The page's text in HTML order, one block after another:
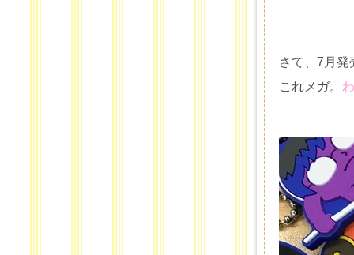
さて、7月
これメガ。